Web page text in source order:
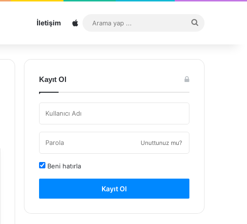
İletişim Sitemap
...
Kayıt Ol
Unuttunuz mu?
Beni hatırla
Kayıt Ol